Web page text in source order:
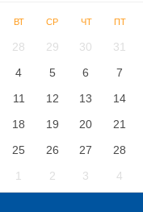
ВТ СР ЧТ ПТ
28 29 30 31
4 5 6 7
11 12 13 14
18 19 20 21
25 26 27 28
1 2 3 4